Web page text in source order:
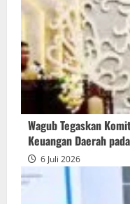
Wagub Tegaskan
Keuangan Daerah
6 Juli 2026